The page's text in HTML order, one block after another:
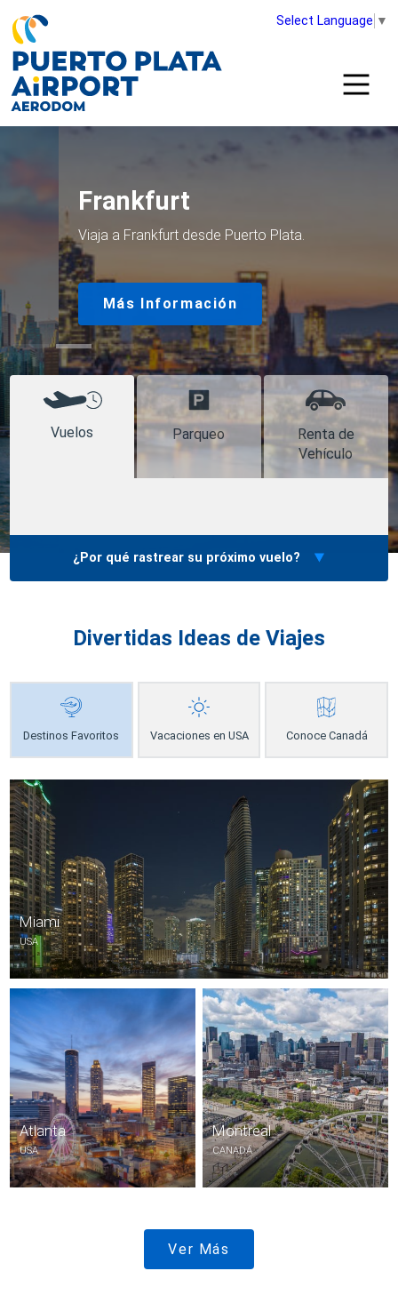
Select Language ▼
Frankfurt
Viaja a Frankfurt desde Puerto Plata.
Más Información
Vuelos Parqueo
Renta de
Vehículo
¿Por qué rastrear su próximo vuelo?
Divertidas Ideas de Viajes
Destinos Favoritos Vacaciones en USA Conoce Canadá
Miami
USA
Atlanta
USA
Montreal
CANADÁ
Ver Más